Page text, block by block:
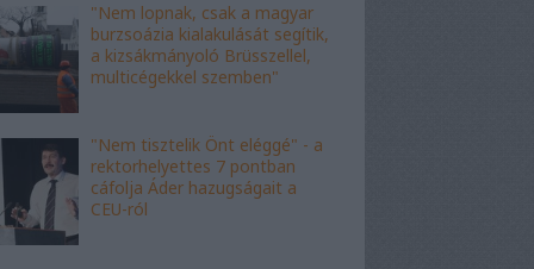
"Nem lopnak, csak a magyar
burzsoázia kialakulását segítik,
a kizsákmányoló Brüsszellel,
multicégekkel szemben"
"Nem tisztelik Önt eléggé" - a
rektorhelyettes 7 pontban
cáfolja Áder hazugságait a
CEU-ról